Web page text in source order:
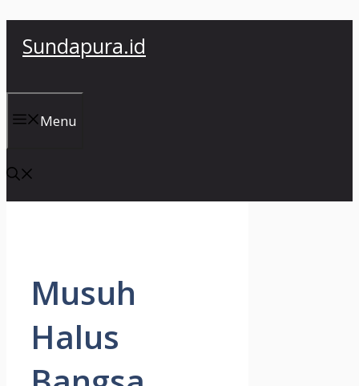
Sundapura.id
Menu
Musuh
Halus